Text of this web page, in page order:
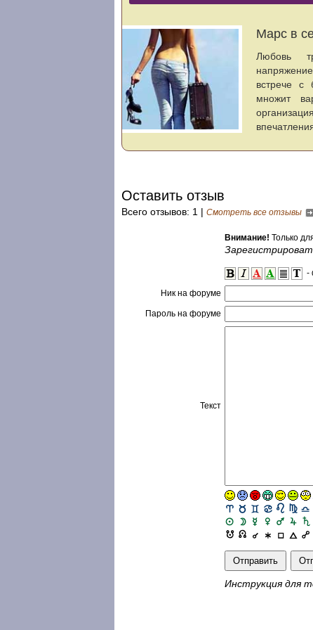
Оставить отзыв
Всего отзывов: 1 | Смотреть все отзывы
Внимание! Только
-
Ник на форуме
Пароль на форуме
Текст
Инструкция для